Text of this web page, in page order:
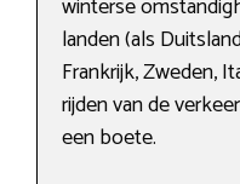
winterse
landen (als
Frankrijk, Zweden,
rijden van de
een boete.